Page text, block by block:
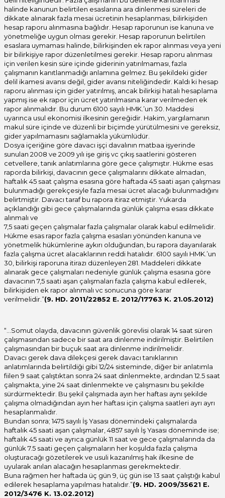
halinde kanunun belirtilen esaslarına ara dinlenmesi süreleri de
dikkate alınarak fazla mesai ücretinin hesaplanması, bilirkişiden
hesap raporu alınmasına bağlıdır. Hesap raporunun ise kanuna ve
yönetmeliğe uygun olması gerekir. Hesap raporunun belirtilen
esaslara uymaması halinde, bilirkişinden ek rapor alınması veya yeni
bir bilirkişiye rapor düzenletilmesi gerekir. Hesap raporu alınması
için verilen kesin süre içinde giderinin yatırılmaması, fazla
çalışmanın kanıtlanmadığı anlamına gelmez. Bu şekildeki gider
delil ikamesi avansı değil, gider avansı niteliğindedir. Kaldı ki hesap
raporu alınması için gider yatırılmış, ancak bilirkişi hatalı hesaplama
yapmış ise ek rapor için ücret yatırılmasına karar verilmeden ek
rapor alınmalıdır. Bu durum 6100 sayılı HMK.’un 30. Maddesi
uyarınca usul ekonomisi ilkesinin gereğidir. Hakim, yargılamanın
makul süre içinde ve düzenli bir biçimde yürütülmesini ve gereksiz,
gider yapılmamasını sağlamakla yükümlüdür.
Dosya içeriğine göre davacı işçi davalının matbaa işyerinde
sunulan 2008 ve 2009 yılı işe giriş vc çıkış saatlerini gösteren
cetvellere, tanık anlatımlarına göre gece çalışmıştır. Hükme esas
raporda bilirkişi, davacının gece çalışmalarını dikkate almadan,
haftalık 45 saat çalışma esasına göre haftada 45 saati aşan çalışması
bulunmadığı gerekçesiyle fazla mesai ücret alacağı bulunmadığını
belirtmiştir. Davacı taraf bu rapora itiraz etmiştir. Yukarda
açıklandığı gibi gece çalışmalarında günlük çalışma esası dikkate
alınmalı ve
7,5 saati geçen çalışmalar fazla çalışmalar olarak kabul edilmelidir.
Hükme esas rapor fazla çalışma esasları yönünden kanuna ve
yönetmelik hükümlerine aykırı olduğundan, bu rapora dayanılarak
fazla çalışma ücret alacaklarının reddi hatalıdır. 6100 sayılı HMK.’un
30, bilirkişi raporuna itirazı düzenleyen 281. Maddeleri dikkate
alınarak gece çalışmaları nedeniyle günlük çalışma esasına göre
davacının 7,5 saati aşan çalışmaları fazla çalışma kabul edilerek,
bilirkişiden ek rapor alınmalı vc sonucuna göre karar
verilmelidir.”(9. HD. 2011/22852 E. 2012/17763 K. 21.05.2012)
“…Somut olayda, davacının güvenlik görevlisi olarak 14 saat süren
çalışmasından sadece bir saat ara dinlenme indirilmiştir. Belirtilen
çalışmasından bir buçuk saat ara dinlenme indirilmelidir.
Davacı gerek dava dilekçesi gerek davacı tanıklarının
anlatımlarında belirtildiği gibi 12/24 sisteminde, diğer bir anlatımla
fiilen 9 saat çalıştıktan sonra 24 saat dinlenmekte, ardından 12.5 saat
çalışmakta, yine 24 saat dinlenmekte ve çalışmasını bu şekilde
sürdürmektedir. Bu şekil çalışmada ayın her haftası aynı şekilde
çalışma olmadığından ayın her haftası için çalışma saatleri ayrı ayrı
hesaplanmalıdır.
Bundan sonra; 1475 sayılı İş Yasası dönemindeki çalışmalarda
haftalık 45 saati aşan çalışmalar, 4857 sayılı İş Yasası döneminde ise;
haftalık 45 saati ve ayrıca günlük 11 saat ve gece çalışmalarında da
günlük 7.5 saati geçen çalışmaların her koşulda fazla çalışma
oluşturacağı gözetilerek ve usuli kazanılmış hak ilkesine de
uyularak anılan alacağın hesaplanması gerekmektedir.
Buna rağmen her haftada üç gün 9, üç gün ise 13 saat çalıştığı kabul
edilerek hesaplama yapılması hatalıdır.”(9. HD. 2009/35621 E.
2012/3476 K. 13.02.2012)